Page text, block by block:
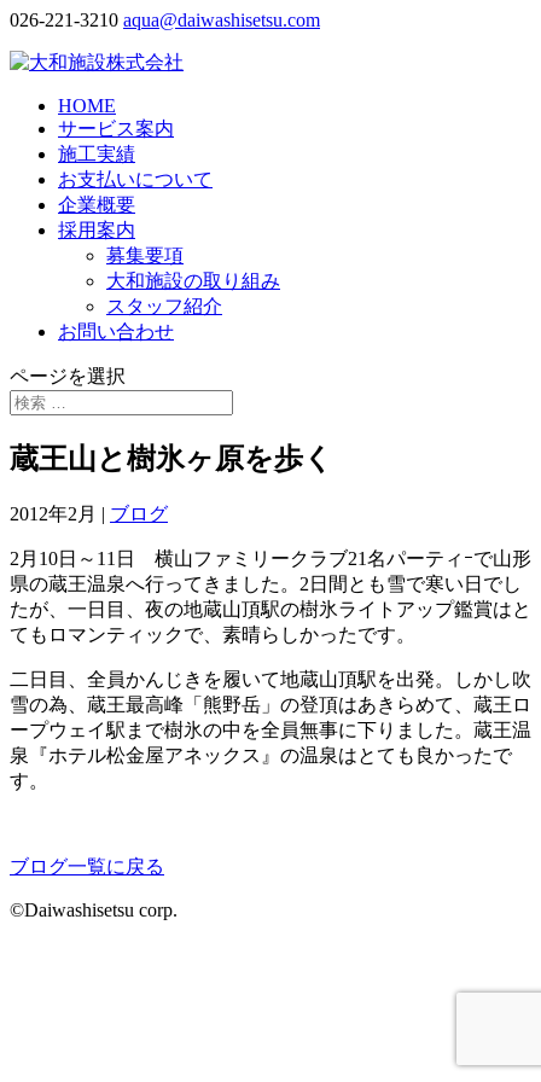
026-221-3210 aqua@daiwashisetsu.com
HOME
サービス案内
施工実績
お支払いについて
企業概要
採用案内
募集要項
大和施設の取り組み
スタッフ紹介
お問い合わせ
ページを選択
蔵王山と樹氷ヶ原を歩く
2012年2月 | ブログ
2月10日～11日 横山ファミリークラブ21名パーティｰで山形
県の蔵王温泉へ行ってきました。2日間とも雪で寒い日でし
たが、一日目、夜の地蔵山頂駅の樹氷ライトアップ鑑賞はと
てもロマンティックで、素晴らしかったです。
二日目、全員かんじきを履いて地蔵山頂駅を出発。しかし吹
雪の為、蔵王最高峰「熊野岳」の登頂はあきらめて、蔵王ロ
ープウェイ駅まで樹氷の中を全員無事に下りました。蔵王温
泉『ホテル松金屋アネックス』の温泉はとても良かったで
す。
ブログ一覧に戻る
©Daiwashisetsu corp.